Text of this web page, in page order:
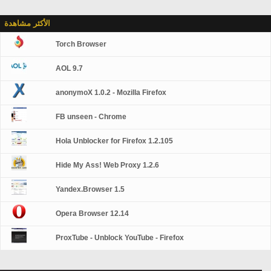
الأكثر مشاهدة
Torch Browser
AOL 9.7
anonymoX 1.0.2 - Mozilla Firefox
FB unseen - Chrome
Hola Unblocker for Firefox 1.2.105
Hide My Ass! Web Proxy 1.2.6
Yandex.Browser 1.5
Opera Browser 12.14
ProxTube - Unblock YouTube - Firefox